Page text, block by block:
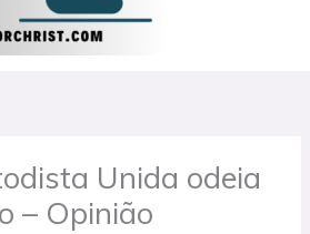
Unida odeia
– Opinião